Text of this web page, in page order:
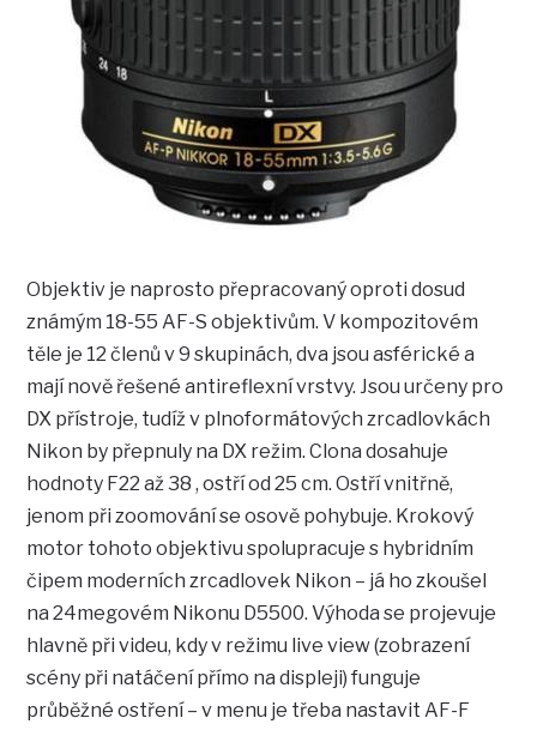
Objektiv je naprosto přepracovaný oproti dosud
známým 18-55 AF-S objektivům. V kompozitovém
těle je 12 členů v 9 skupinách, dva jsou asférické a
mají nově řešené antireflexní vrstvy. Jsou určeny pro
DX přístroje, tudíž v plnoformátových zrcadlovkách
Nikon by přepnuly na DX režim. Clona dosahuje
hodnoty F22 až 38 , ostří od 25 cm. Ostří vnitřně,
jenom při zoomování se osově pohybuje. Krokový
motor tohoto objektivu spolupracuje s hybridním
čipem moderních zrcadlovek Nikon – já ho zkoušel
na 24megovém Nikonu D5500. Výhoda se projevuje
hlavně při videu, kdy v režimu live view (zobrazení
scény při natáčení přímo na displeji) funguje
průběžné ostření – v menu je třeba nastavit AF-F